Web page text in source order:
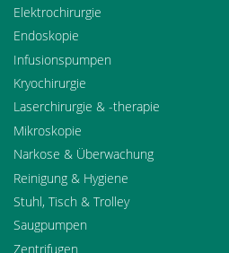
Elektrochirurgie
Endoskopie
Infusionspumpen
Kryochirurgie
Laserchirurgie & -therapie
Mikroskopie
Narkose & Überwachung
Reinigung & Hygiene
Stuhl, Tisch & Trolley
Saugpumpen
Zentrifugen